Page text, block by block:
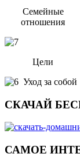
Семейные
отношения
Цели
Уход за собой
СКАЧАЙ
САМОЕ